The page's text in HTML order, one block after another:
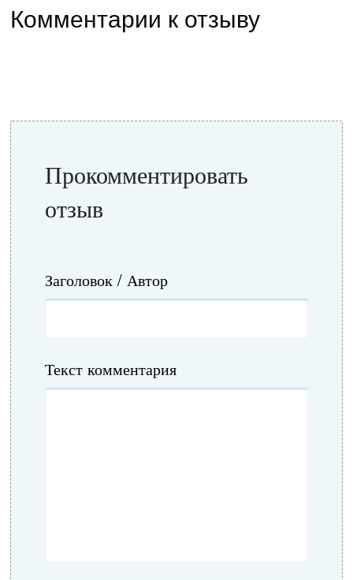
Комментарии к отзыву
Прокомментировать
отзыв
Заголовок / Автор
Текст комментария